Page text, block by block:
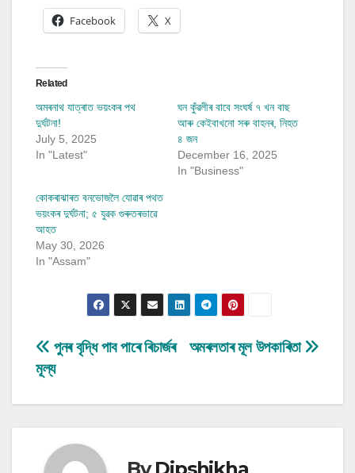
Facebook X
Related
অমৰনাথ যাত্ৰাত ভয়ংকৰ পথ
দুৰ্ঘটনা!
July 5, 2025
In "Latest"
ঘন কুঁৱলীৰ বাবে সংঘৰ্ষ ৭ খন বাছ
আৰু কেইবাখনো সৰু বাহনৰ, নিহত
৪ জন
December 16, 2025
In "Business"
কোকৰাঝাৰত বনভোজলৈ যোৱাৰ পথত
ভয়ংকৰ দুৰ্ঘটনা; ৫ যুৱক গুৰুতৰভাৱে
আহত
May 30, 2026
In "Assam"
Post
navigation
অমৰলতাৰ মূল উপকাৰিতা
পুনৰ বৃদ্ধি পাব পাৰে ৰিচাৰ্জৰ
মূল্য